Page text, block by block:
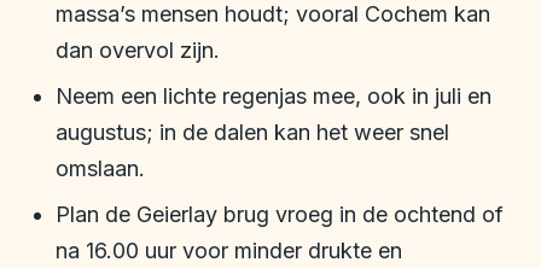
massa’s mensen houdt; vooral Cochem kan
dan overvol zijn.
Neem een lichte regenjas mee, ook in juli en
augustus; in de dalen kan het weer snel
omslaan.
Plan de Geierlay brug vroeg in de ochtend of
na 16.00 uur voor minder drukte en